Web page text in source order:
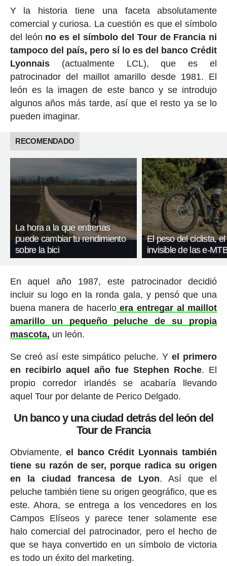
Y la historia tiene una faceta absolutamente
comercial y curiosa. La cuestión es que el símbolo
del león no es el símbolo del Tour de Francia ni
tampoco del país, pero sí lo es del banco Crédit
Lyonnais(actualmente LCL), que es el
patrocinador del maillot amarillo desde 1981. El
león es la imagen de este banco y se introdujo
algunos años más tarde, así que el resto ya se lo
pueden imaginar.
RECOMENDADO
La hora a la que entrenas
puede cambiar tu rendimiento
sobre la bici
El peso del ciclista,
invisible de las e-
En aquel año 1987, este patrocinador decidió
incluir su logo en la ronda gala, y pensó que una
buena manera de hacerloera entregar al maillot
amarillo un pequeño peluche de su propia
mascota, un león.
Se creó así este simpático peluche. Yel primero
en recibirlo aquel año fue Stephen Roche. El
propio corredor irlandés se acabaría llevando
aquel Tour por delante de Perico Delgado.
Un banco y una ciudad detrás del león del
Tour de Francia
Obviamente, el banco Crédit Lyonnais también
tiene su razón de ser, porque radica su origen
en la ciudad francesa de Lyon. Así que el
peluche también tiene su origen geográfico, que es
este. Ahora, se entrega a los vencedores en los
Campos Elíseos y parece tener solamente ese
halo comercial del patrocinador, pero el hecho de
que se haya convertido en un símbolo de victoria
es todo un éxito del marketing.